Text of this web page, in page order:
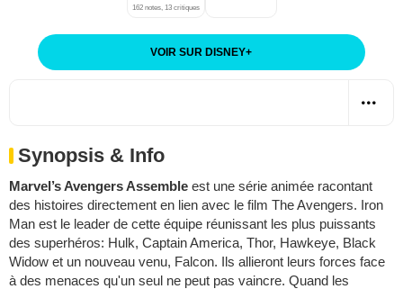
162 notes, 13 critiques
VOIR SUR DISNEY+
Synopsis & Info
Marvel’s Avengers Assemble est une série animée racontant
des histoires directement en lien avec le film The Avengers. Iron
Man est le leader de cette équipe réunissant les plus puissants
des superhéros: Hulk, Captain America, Thor, Hawkeye, Black
Widow et un nouveau venu, Falcon. Ils allieront leurs forces face
à des menaces qu'un seul ne peut pas vaincre. Quand les